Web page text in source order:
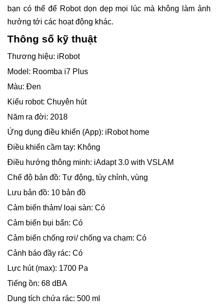
bạn có thể để Robot dọn dẹp mọi lúc mà không làm ảnh
hưởng tới các hoạt động khác.
Thông số kỹ thuật
Thương hiệu: iRobot
Model: Roomba i7 Plus
Màu: Đen
Kiểu robot: Chuyên hút
Năm ra đời: 2018
Ứng dụng điều khiển (App): iRobot home
Điều khiển cầm tay: Không
Điều hướng thông minh: iAdapt 3.0 with VSLAM
Chế độ bản đồ: Tự động, tùy chỉnh, vùng
Lưu bản đồ: 10 bản đồ
Cảm biến thảm/ loại sàn: Có
Cảm biến bụi bẩn: Có
Cảm biến chống rơi/ chống va chạm: Có
Cảnh báo đầy rác: Có
Lực hút (max): 1700 Pa
Tiếng ồn: 68 dBA
Dung tích chứa rác: 500 ml